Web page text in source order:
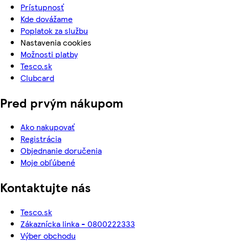
Prístupnosť
Kde dovážame
Poplatok za službu
Nastavenia cookies
Možnosti platby
Tesco.sk
Clubcard
Pred prvým nákupom
Ako nakupovať
Registrácia
Objednanie doručenia
Moje obľúbené
Kontaktujte nás
Tesco.sk
Zákaznícka linka - 0800222333
Výber obchodu